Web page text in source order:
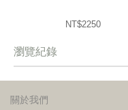
NT$2250
瀏覽紀錄
prev
關於我們